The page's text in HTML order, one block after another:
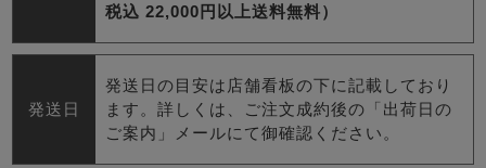
税込 22,000円以上送料無料）
発送日
発送日の目安は店舗看板の下に記載しており
ます。詳しくは、ご注文成約後の「出荷日の
ご案内」メールにて御確認ください。